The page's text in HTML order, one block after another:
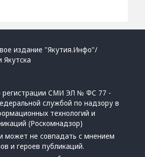
издание "Якутия.Инфо"/
Якутска
регистрации СМИ ЭЛ № ФС 77 -
службой по надзору в
технологий и
(Роскомнадзор)
может не совпадать с мнением
и героев публикаций.